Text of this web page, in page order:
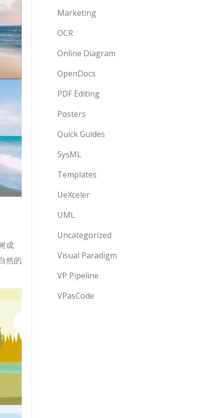
成
然的
Marketing
OCR
Online Diagram
OpenDocs
PDF Editing
Posters
Quick Guides
SysML
Templates
UeXceler
UML
Uncategorized
Visual Paradigm
VP Pipeline
VPasCode